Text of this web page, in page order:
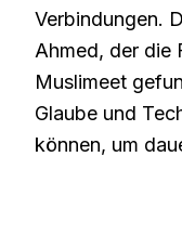
Verbindungen.
Ahmed, der die
Muslimeet
Glaube und
können, um